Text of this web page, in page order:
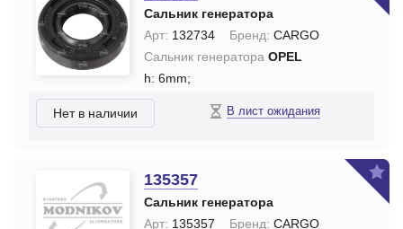
Сальник генератора
Арт: 132734 Бренд: CARGO
Сальник генератора OPEL
h: 6mm;
Нет в наличии В лист ожидания
135357
Сальник генератора
Арт: 135357 Бренд: CARGO